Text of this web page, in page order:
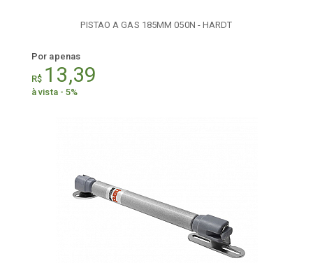
PISTAO A GAS 185MM 050N - HARDT
Por apenas
R$ 13,39
à vista - 5%